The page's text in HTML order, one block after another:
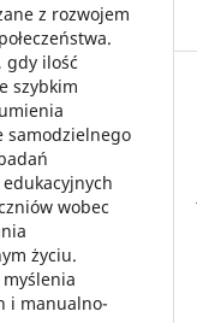
z rozwojem
gdy ilość
szybkim
samodzielnego
wobec
życiu.
i manualno-